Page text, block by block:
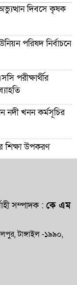
দিবসে কৃষক
পরিষদ নির্বাচনে
পরীক্ষার্থীর
নদী খনন কর্মসূচির
শিক্ষা উপকরণ
সম্পাদক : কে এম
টাঙ্গাইল -১৯৯০,